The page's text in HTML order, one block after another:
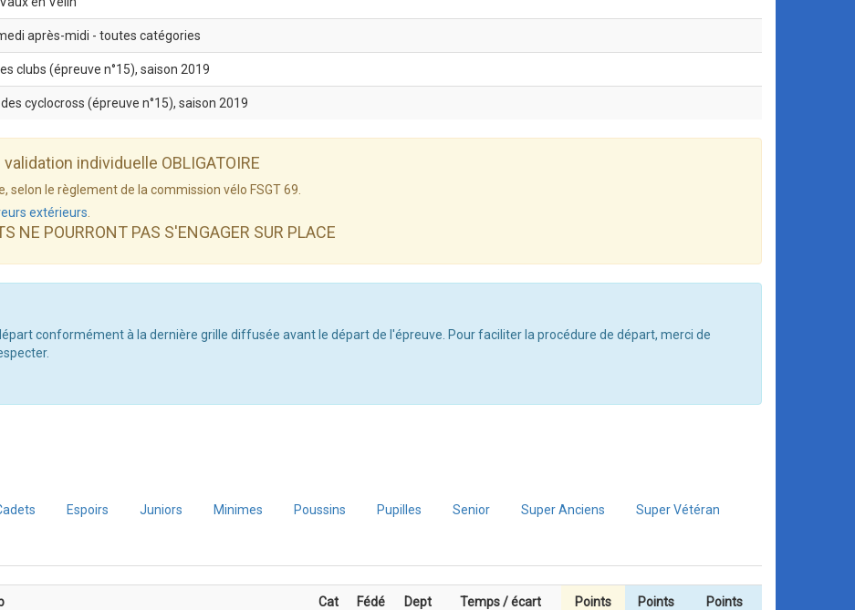
après-midi - toutes catégories
clubs (épreuve n°15), saison 2019
des cyclocross (épreuve n°15), saison 2019
individuelle OBLIGATOIRE
le règlement de la commission vélo FSGT 69.
extérieurs
NE POURRONT PAS S'ENGAGER SUR PLACE
conformément à la dernière grille diffusée avant le départ de l'épreuve. Pour faciliter la procédure de départ, merci de
Espoirs Juniors Minimes Poussins Pupilles Senior Super Anciens Super Vétéran
Cat Fédé Dept Temps / écart
Points
Points
Points